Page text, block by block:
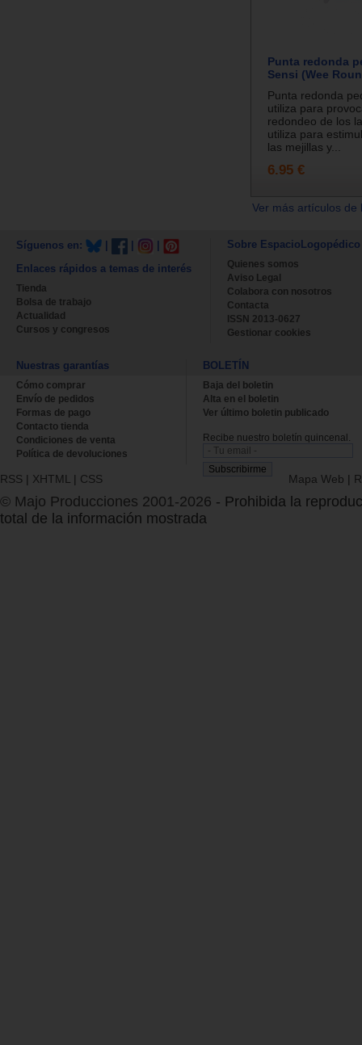
Punta redonda
Sensi (Wee
Punta redonda
utiliza para
redondeo de los
utiliza para
las mejillas y...
6.95 €
Ver más artículos
Síguenos en:
Enlaces rápidos a temas de interés
Tienda
Bolsa de trabajo
Actualidad
Cursos y congresos
Sobre EspacioLogopédico
Quienes somos
Aviso Legal
Colabora con nosotros
Contacta
ISSN 2013-0627
Gestionar cookies
Nuestras garantías
Cómo comprar
Envío de pedidos
Formas de pago
Contacto tienda
Condiciones de venta
Política de devoluciones
BOLETÍN
Baja del boletin
Alta en el boletin
Ver último boletin publicado
Recibe nuestro boletín quincenal.
RSS | XHTML | CSS Mapa Web |
© Majo Producciones 2001-2026 - Prohibida la
total de la información mostrada